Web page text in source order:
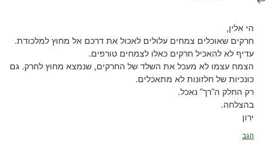
הי אלין,
חרקים שאוכלים צמחים עלולים לאכול את דרכם אל מחוץ למלכודת.
עדיף לא להאכיל חרקים כאלו לצמחים טורפים.
הצמח עצמו לא מעכל את השלד של החרקים, שנמצא מחוץ לחרק. גם
כונכיות של חלזונות לא מתאכלים.
רק החלק ה”רך” נאכל.
בהצלחה.
ירון
הגב